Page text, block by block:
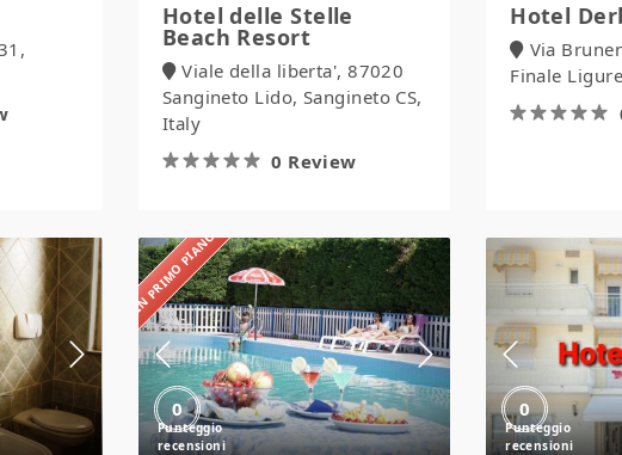
Hotel delle Stelle
Beach Resort
Viale della liberta', 87020
Sangineto Lido, Sangineto CS,
Italy
0 Review
Hotel
Via
Finale
IN PRIMO PIANO
0
Hotel
Felix
0
Hotel
Franca